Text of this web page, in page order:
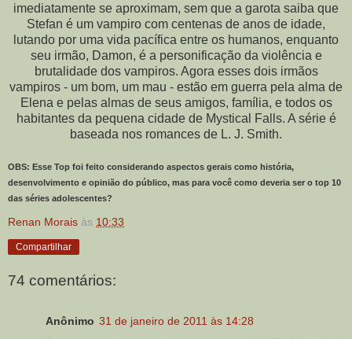
imediatamente se aproximam, sem que a garota saiba que
Stefan é um vampiro com centenas de anos de idade,
lutando por uma vida pacífica entre os humanos, enquanto
seu irmão, Damon, é a personificação da violência e
brutalidade dos vampiros. Agora esses dois irmãos
vampiros - um bom, um mau - estão em guerra pela alma de
Elena e pelas almas de seus amigos, família, e todos os
habitantes da pequena cidade de Mystical Falls. A série é
baseada nos romances de L. J. Smith.
OBS: Esse Top foi feito considerando aspectos gerais como história,
desenvolvimento e opinião do público, mas para você como deveria ser o top 10
das séries adolescentes?
Renan Morais às 10:33
Compartilhar
74 comentários:
Anônimo 31 de janeiro de 2011 às 14:28